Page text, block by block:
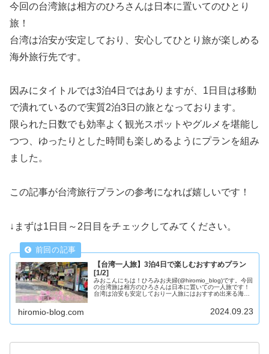
今回の台湾旅は相方のひろさんは日本に置いてのひとり
旅！
台湾は治安が安定しており、安心してひとり旅が楽しめる
海外旅行先です。
因みにタイトルでは3泊4日ではありますが、1日目は移動
で潰れているので実質2泊3日の旅となっております。
限られた日数でも効率よく観光スポットやグルメを堪能し
つつ、ゆったりとした時間も楽しめるようにプランを組み
ました。
この記事が台湾旅行プランの参考になれば嬉しいです！
↓まずは1日目～2日目をチェックしてみてください。
【台湾一人旅】3泊4日で楽しむおすすめプラン
[1/2]
みおこんにちは！ひろみお夫婦(@hiromio_blog)です。今回
の台湾旅は相方のひろさんは日本に置いての一人旅です！
台湾は治安も安定しており一人旅にはおすすめ出来る海外
hiromio-blog.com 2024.09.23